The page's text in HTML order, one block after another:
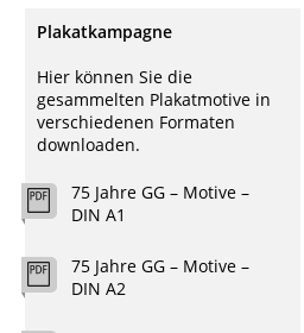
Plakatkampagne
Hier können Sie die
gesammelten Plakatmotive in
verschiedenen Formaten
downloaden.
75 Jahre GG – Motive –
DIN A1
75 Jahre GG – Motive –
DIN A2